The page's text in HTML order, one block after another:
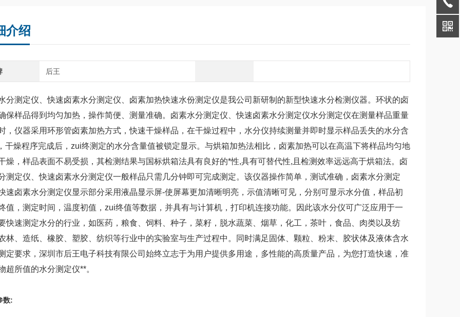
介绍
后王
分测定仪、快速卤素水分测定仪、卤素加热快速水份测定仪是我公司新研制的新型快速水分检测仪器。环状的卤
保样品得到均匀加热，操作简便、测量准确。卤素水分测定仪、快速卤素水分测定仪水分测定仪在测量样品重量
，仪器采用环形管卤素加热方式，快速干燥样品，在干燥过程中，水分仪持续测量并即时显示样品丢失的水分含
干燥程序完成后，zui终测定的水分含量值被锁定显示。与烘箱加热法相比，卤素加热可以在高温下将样品均匀地
燥，样品表面不易受损，其检测结果与国标烘箱法具有良好的*性,具有可替代性,且检测效率远远高于烘箱法。卤
测定仪、快速卤素水分测定仪一般样品只需几分钟即可完成测定。该仪器操作简单，测试准确，卤素水分测定
速卤素水分测定仪显示部分采用液晶显示屏-使屏幕更加清晰明亮，示值清晰可见，分别可显示水分值，样品初
值，测定时间，温度初值，zui终值等数据，并具有与计算机，打印机连接功能。因此该水分仪可广泛应用于一
快速测定水分的行业，如医药，粮食、饲料、种子，菜籽，脱水蔬菜、烟草，化工，茶叶，食品、肉类以及纺
林、造纸、橡胶、塑胶、纺织等行业中的实验室与生产过程中。同时满足固体、颗粒、粉末、胶状体及液体含水
定要求，深圳市后王电子科技有限公司始终立志于为用户提供多用途，多性能的高质量产品，为您打造快速，准
超所值的水分测定仪**。
数: